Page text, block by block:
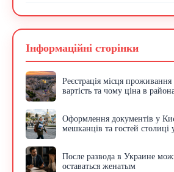
Інформаційні сторінки
Реєстрація місця
вартість та чому ціна в
Оформлення документів у
мешканців та гостей столиці
После развода в Украине
оставаться женатым